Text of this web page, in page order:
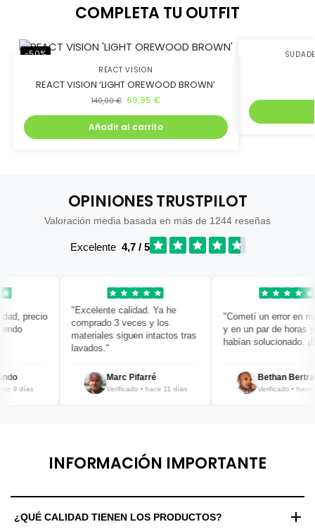
COMPLETA TU OUTFIT
-50%
REACT VISION
REACT VISION ‘LIGHT OREWOOD BROWN’
140,00€ 69,95 €
Añadir al carrito
OPINIONES TRUSTPILOT
Valoración media basada en más de 1244 reseñas
Excelente 4,7 / 5
precio
días
"Excelente calidad. Ya he
comprado 3 veces y los
materiales siguen intactos tras
lavados."
Marc Pifarré
Verificado • hace 11 días
"Cometí un error en mi
y en un par de horas ya lo
habían solucionado.
Bethan Bertrand
Verificado • hace 12
INFORMACIÓN IMPORTANTE
¿QUÉ CALIDAD TIENEN LOS PRODUCTOS?